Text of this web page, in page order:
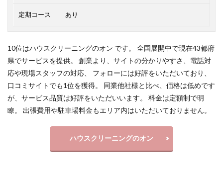
定期コース あり
10位はハウスクリーニングのオン です。 全国展開中で現在43都府
県でサービスを提供。 創業より、サイトの分かりやすさ、電話対
応や現場スタッフの対応、 フォローには好評をいただいており、
口コミサイトでも1位を獲得。 同業他社様と比べ、価格は低めです
が、サービス品質は好評をいただいいます。 料金は定額制で明
瞭。 出張費用や駐車場料金もエリア内はいただいておりません。
ハウスクリーニングのオン